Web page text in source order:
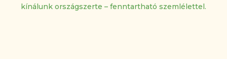
kínálunk országszerte – fenntartható szemlélettel.